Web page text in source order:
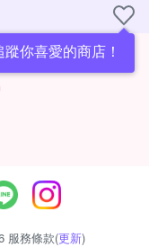
你喜愛的商店！
服務條款(更新)